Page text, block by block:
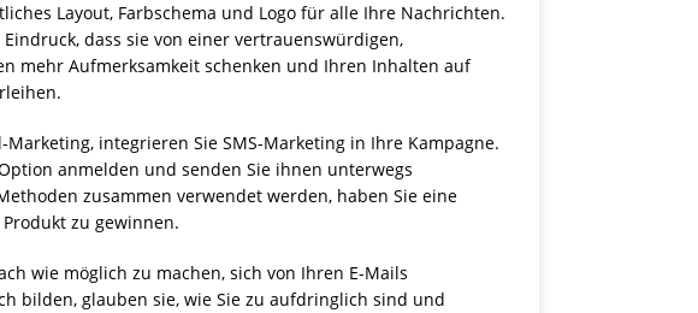
Layout, Farbschema und Logo für alle Ihre Nachrichten.
dass sie von einer vertrauenswürdigen,
mehr Aufmerksamkeit schenken und Ihren Inhalten auf
integrieren Sie SMS-Marketing in Ihre Kampagne.
anmelden und senden Sie ihnen unterwegs
zusammen verwendet werden, haben Sie eine
zu gewinnen.
wie möglich zu machen, sich von Ihren E-Mails
bilden, glauben sie, wie Sie zu aufdringlich sind und